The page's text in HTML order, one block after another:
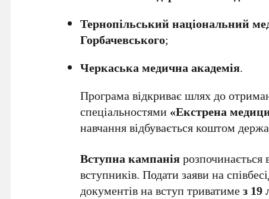
Тернопільський національний
Горбачевського;
Черкаська медична академія.
Програма відкриває шлях до
спеціальностями «Екстрена
навчання відбувається коштом
Вступна кампаніярозпочинається
вступників. Подати заяви на
документів на вступ триватимез 19